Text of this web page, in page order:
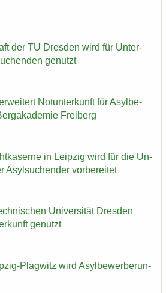
der TU Dres­den wird für Un­ter­
ge­nutzt
Not­un­ter­kunft für Asyl­be­
Frei­berg
in Leip­zig wird für die Un­
Asyl­su­chen­der vor­be­rei­tet
Uni­ver­si­tät Dres­den
ge­nutzt
​Plagwitz wird Asyl­be­wer­ber­un­